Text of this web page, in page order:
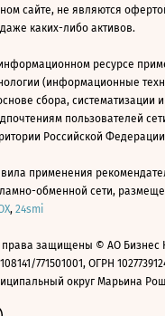
сайте, не являются
каких-либо активов.
ресурсе
(информационные
сбора, систематизации
пользователей
Российской
применения
обменной сети,
, 24smi
права защищены © АО
771501001, ОГРН
округ Марьина